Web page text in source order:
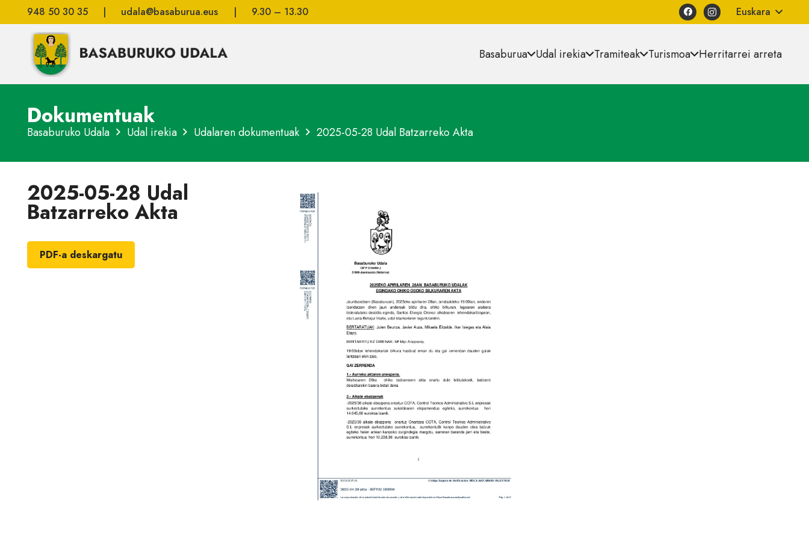
948 50 30 35 | udala@basaburua.eus | 9.30 – 13.30 Euskara
Basaburua Udal irekia Tramiteak Turismoa Herritarrei arreta
Dokumentuak
Basaburuko Udala Udal irekia Udalaren dokumentuak 2025-05-28 Udal Batzarreko Akta
2025-05-28 Udal
Batzarreko Akta
PDF-a deskargatu